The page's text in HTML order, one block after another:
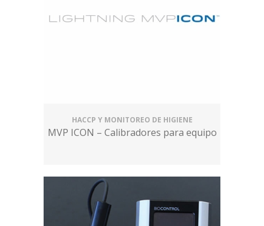
HACCP Y MONITOREO DE HIGIENE
MVP ICON – Calibradores para equipo